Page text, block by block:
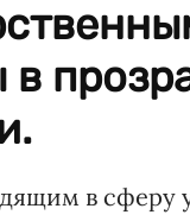
в
в сферу